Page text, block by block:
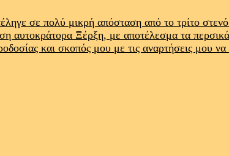
σε πολύ μικρή απόσταση από το τρίτο
αυτοκράτορα Ξέρξη, με αποτέλεσμα τα
και σκοπός μου με τις αναρτήσεις μου